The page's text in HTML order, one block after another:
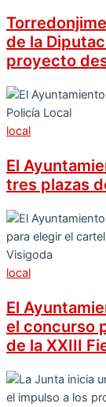
de la
proyecto
local
El
tres plazas
local
El
el concurso
de la XXIII